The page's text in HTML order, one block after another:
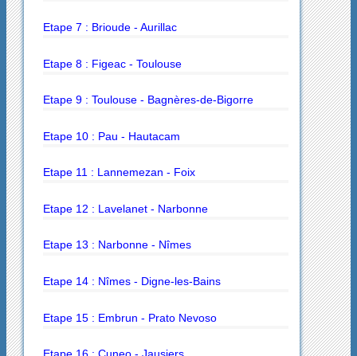
Etape 7 : Brioude - Aurillac
Etape 8 : Figeac - Toulouse
Etape 9 : Toulouse - Bagnères-de-Bigorre
Etape 10 : Pau - Hautacam
Etape 11 : Lannemezan - Foix
Etape 12 : Lavelanet - Narbonne
Etape 13 : Narbonne - Nîmes
Etape 14 : Nîmes - Digne-les-Bains
Etape 15 : Embrun - Prato Nevoso